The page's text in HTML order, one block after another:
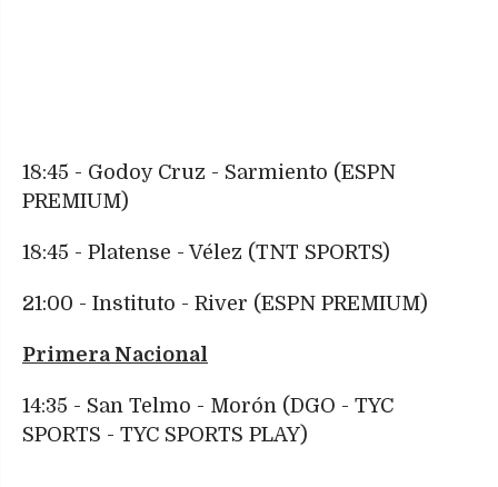
18:45 - Godoy Cruz - Sarmiento (ESPN
PREMIUM)
18:45 - Platense - Vélez (TNT SPORTS)
21:00 - Instituto - River (ESPN PREMIUM)
Primera Nacional
14:35 - San Telmo - Morón (DGO - TYC
SPORTS - TYC SPORTS PLAY)